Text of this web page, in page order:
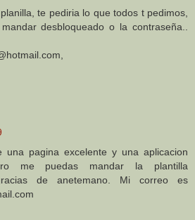
te pediria lo que todos t pedimos,
desbloqueado o la contraseña..
una pagina excelente y una aplicacion
me puedas mandar la plantilla
de anetemano. Mi correo es